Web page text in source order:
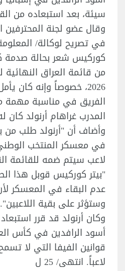
سيئة، بعد استبعاده من
وقال عضو لجنة المحترفين
في تصريح لوكالة/
كوركيس شعر بحالة صدمة
من قائمة العراق
2026، خصوصاً وإنه كان
الفريق في مناسبة مهمة
المدرب غراهام أرنولد كان
وأضاف أن "أرنولد طلب من
في معسكر المنتخب
لاعب سيتم ضمه للقائمة
"بيتر كوركيس قوبل هذا
عدم البقاء في المعسكر
وستؤثر على بقية اللاعبين".
لاعباً. انتهى/ 25 ل